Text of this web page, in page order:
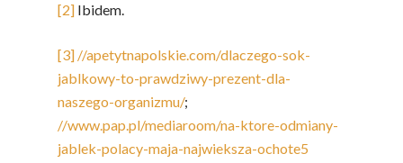
[2] Ibidem.
[3] //apetytnapolskie.com/dlaczego-sok-
jablkowy-to-prawdziwy-prezent-dla-
naszego-organizmu/;
//www.pap.pl/mediaroom/na-ktore-odmiany-
jablek-polacy-maja-najwieksza-ochote5